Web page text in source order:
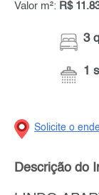
Valor m²: R$
3
1
Solicite o
Descrição do